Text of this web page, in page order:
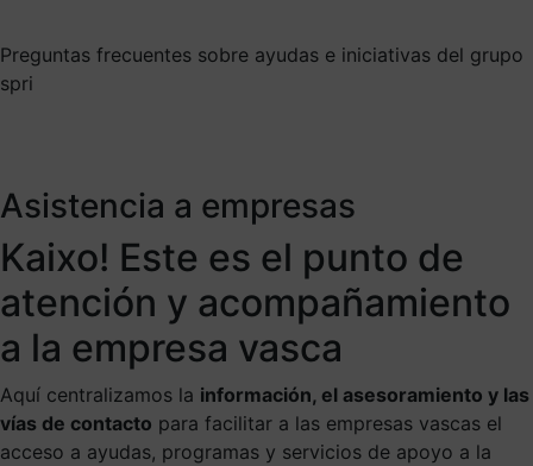
Preguntas frecuentes sobre ayudas e iniciativas del grupo
spri
Asistencia a empresas
Kaixo! Este es el punto de
atención y acompañamiento
a la empresa vasca
Aquí centralizamos la información, el asesoramiento y las
vías de contacto para facilitar a las empresas vascas el
acceso a ayudas, programas y servicios de apoyo a la